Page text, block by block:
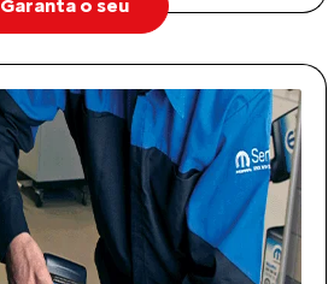
Garanta o seu